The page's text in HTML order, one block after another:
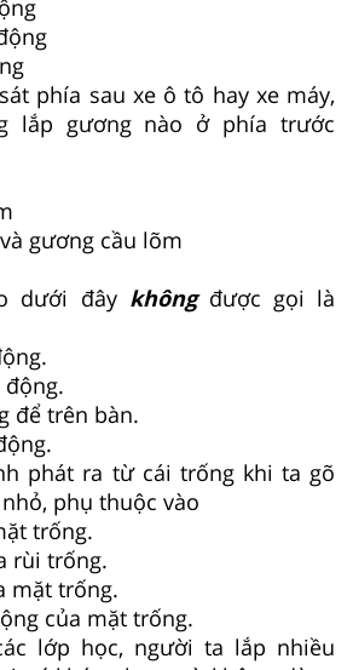
phía sau xe ô tô hay xe máy,
lắp gương nào ở phía trước
gương cầu lõm
dưới đây không được gọi là
để trên bàn.
phát ra từ cái trống khi ta gõ
phụ thuộc vào
trống.
rùi trống.
mặt trống.
của mặt trống.
lớp học, người ta lắp nhiều